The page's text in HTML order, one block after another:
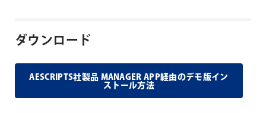
ダウンロード
AESCRIPTS社製品 MANAGER APP経由のデモ版イン
ストール方法